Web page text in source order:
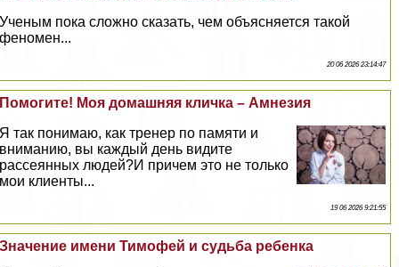
Ученым пока сложно сказать, чем объясняется такой
феномен...
20 06 2026 23:14:47
Помогите! Моя домашняя кличка – Амнезия
Я так понимаю, как тренер по памяти и
вниманию, вы каждый день видите
рассеянных людей?И причем это не только
мои клиенты...
19 06 2026 9:21:55
Значение имени Тимофей и судьба ребенка